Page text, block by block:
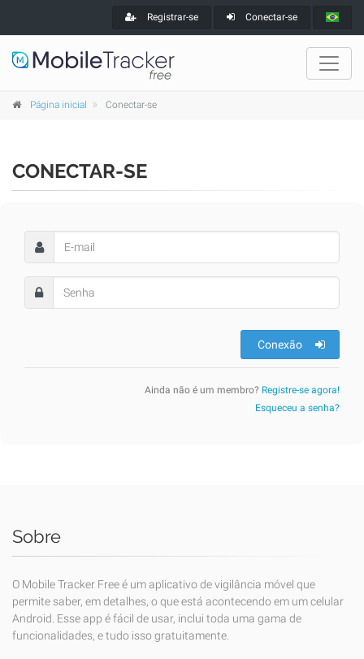
Registrar-se Conectar-se
Página inicial Conectar-se
CONECTAR-SE
Conexão
Ainda não é um membro? Registre-se agora!
Esqueceu a senha?
Sobre
O Mobile Tracker Free é um aplicativo de vigilância móvel que
permite saber, em detalhes, o que está acontecendo em um celular
Android. Esse app é fácil de usar, inclui toda uma gama de
funcionalidades, e tudo isso gratuitamente.